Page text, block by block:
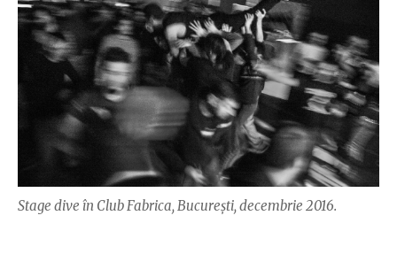
Stage dive în Club Fabrica, București, decembrie 2016.